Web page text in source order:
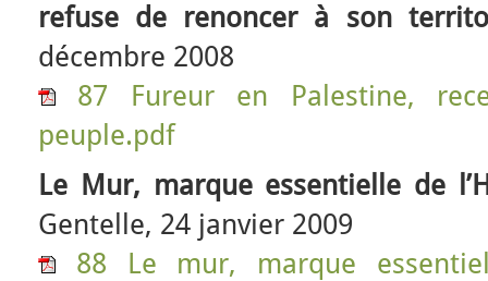
refuse de renoncer à son
décembre 2008
87 Fureur en Palestine,
peuple.pdf
Le Mur, marque essentielle de
Gentelle, 24 janvier 2009
88 Le mur, marque